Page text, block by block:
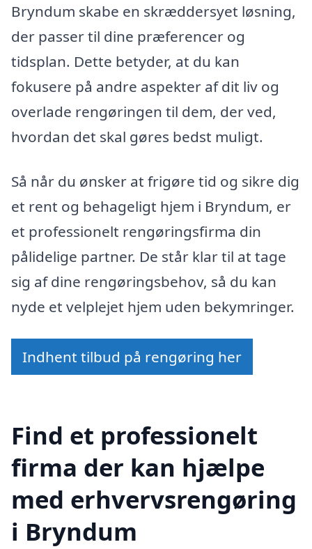
Bryndum skabe en skræddersyet løsning,
der passer til dine præferencer og
tidsplan. Dette betyder, at du kan
fokusere på andre aspekter af dit liv og
overlade rengøringen til dem, der ved,
hvordan det skal gøres bedst muligt.
Så når du ønsker at frigøre tid og sikre dig
et rent og behageligt hjem i Bryndum, er
et professionelt rengøringsfirma din
pålidelige partner. De står klar til at tage
sig af dine rengøringsbehov, så du kan
nyde et velplejet hjem uden bekymringer.
Indhent tilbud på rengøring her
Find et professionelt
firma der kan hjælpe
med erhvervsrengøring
i Bryndum